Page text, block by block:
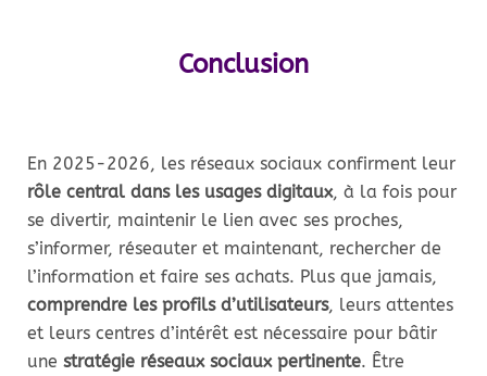
Conclusion
En 2025-2026, les réseaux sociaux confirment leur
rôle central dans les usages digitaux, à la fois pour
se divertir, maintenir le lien avec ses proches,
s’informer, réseauter et maintenant, rechercher de
l’information et faire ses achats. Plus que jamais,
comprendre les profils d’utilisateurs, leurs attentes
et leurs centres d’intérêt est nécessaire pour bâtir
une stratégie réseaux sociaux pertinente. Être